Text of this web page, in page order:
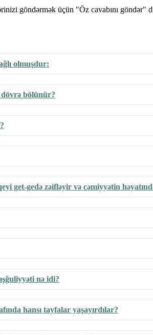
göndərmək üçün "Öz cavabını göndər"
olmuşdur:
bölünür?
get-gedə zəifləyir və cəmiyyətin
nə idi?
hansı tayfalar yaşayırdılar?